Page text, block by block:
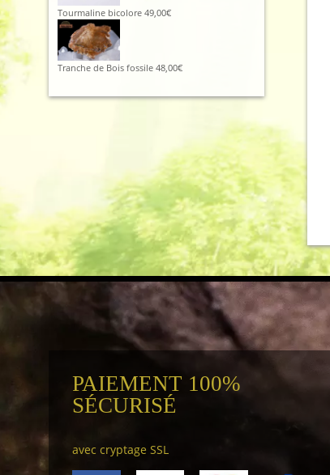
Tourmaline bicolore 49,00€
Tranche de Bois fossile 48,00€
PAIEMENT 100%
SÉCURISÉ
avec cryptage SSL